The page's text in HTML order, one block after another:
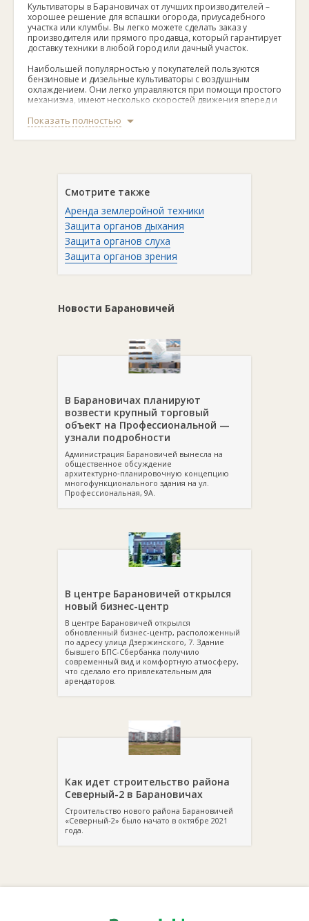
Культиваторы в Барановичах от лучших производителей –
хорошее решение для вспашки огорода, приусадебного
участка или клумбы. Вы легко можете сделать заказ у
производителя или прямого продавца, который гарантирует
доставку техники в любой город или дачный участок.
Наибольшей популярностью у покупателей пользуются
бензиновые и дизельные культиваторы с воздушным
охлаждением. Они легко управляются при помощи простого
механизма, имеют несколько скоростей движения вперед и
При необходимости культиваторы дополняются сошником
для вспашки, фрезой, фарами. На руле можно установить
продается с дополнительным докаточным колесом. Это
по дороге.
Современная техника весит не так много, от 30 до 50-60 кг,
что позволяет легко перевозить или даже переносить
культиваторы по полю.
Продавцы помогают выбрать покупателю нужную им модель
по нескольким критериям: мощность, глубина вспашки, вид
привода (бензиновый, электрический, с ручной тягой),
дополнительными насадками для вспашки или сбора
мотоблоки и культиваторы в Барановичах
Показать полностью
Смотрите также
Аренда землеройной техники
Защита органов дыхания
Защита органов слуха
Защита органов зрения
Новости Барановичей
В Барановичах планируют
возвести крупный торговый
объект на Профессиональной —
узнали подробности
Администрация Барановичей вынесла на
общественное обсуждение
архитектурно‑планировочную концепцию
многофункционального здания на ул.
Профессиональная, 9А.
В центре Барановичей открылся
новый бизнес-центр
В центре Барановичей открылся
обновленный бизнес-центр, расположенный
по адресу улица Дзержинского, 7. Здание
бывшего БПС-Сбербанка получило
современный вид и комфортную атмосферу,
что сделало его привлекательным для
арендаторов.
Как идет строительство района
Северный-2 в Барановичах
Строительство нового района Барановичей
«Северный-2» было начато в октябре 2021
года.